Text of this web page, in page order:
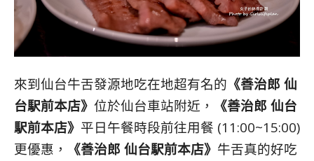
來到仙台牛舌發源地吃在地超有名的 《善治郎 仙
台駅前本店》 位於仙台車站附近，
《善治郎 仙台
駅前本店》 平日午餐時段前往用餐 (11:00~15:00)
更優惠，
《善治郎 仙台駅前本店》 牛舌真的好吃